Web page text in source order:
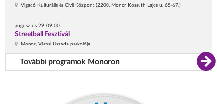
Vigadó Kulturális és Civil Központ (2200, Monor Kossuth Lajos u. 65-67.)
augusztus 29. 09:00
Streetball Fesztivál
Monor, Városi Uszoda parkolója
További programok Monoron